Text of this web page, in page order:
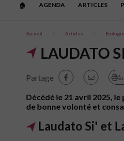
🏠︎ AGENDA ARTICLES
Accueil Articles
LAUDATO
Partage
Décédé le 21 avril 2025,
de bonne volonté et
Laudato Si' et